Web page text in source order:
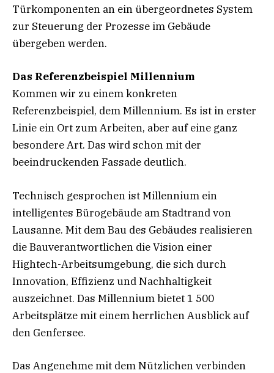
Türkomponenten an ein übergeordnetes System
zur Steuerung der Prozesse im Gebäude
übergeben werden.
Das Referenzbeispiel Millennium
Kommen wir zu einem konkreten
Referenzbeispiel, dem Millennium. Es ist in erster
Linie ein Ort zum Arbeiten, aber auf eine ganz
besondere Art. Das wird schon mit der
beeindruckenden Fassade deutlich.
Technisch gesprochen ist Millennium ein
intelligentes Bürogebäude am Stadtrand von
Lausanne. Mit dem Bau des Gebäudes realisieren
die Bauverantwortlichen die Vision einer
Hightech-Arbeitsumgebung, die sich durch
Innovation, Effizienz und Nachhaltigkeit
auszeichnet. Das Millennium bietet 1 500
Arbeitsplätze mit einem herrlichen Ausblick auf
den Genfersee.
Das Angenehme mit dem Nützlichen verbinden